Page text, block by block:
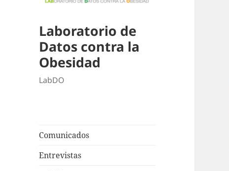
Laboratorio de
Datos contra la
Obesidad
LabDO
Comunicados
Entrevistas